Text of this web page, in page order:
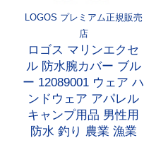
LOGOS プレミアム正規販売
店
ロゴス マリンエクセ
ル 防水腕カバー ブル
ー 12089001 ウェア ハ
ンドウェア アパレル
キャンプ用品 男性用
防水 釣り 農業 漁業